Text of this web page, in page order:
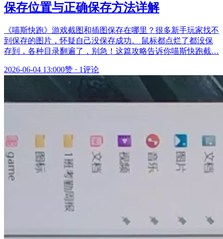
保存位置与正确保存方法详解
《喵斯快跑》游戏截图和插图保存在哪里？很多新手玩家找不
到保存的图片，怀疑自己没保存成功。 鼠标都点烂了都没保
存到，各种目录翻遍了，别急！这篇攻略告诉你喵斯快跑截…
2026-06-04 13:000赞 · 1评论